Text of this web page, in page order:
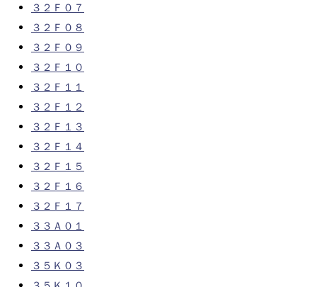
３２Ｆ０７
３２Ｆ０８
３２Ｆ０９
３２Ｆ１０
３２Ｆ１１
３２Ｆ１２
３２Ｆ１３
３２Ｆ１４
３２Ｆ１５
３２Ｆ１６
３２Ｆ１７
３３Ａ０１
３３Ａ０３
３５Ｋ０３